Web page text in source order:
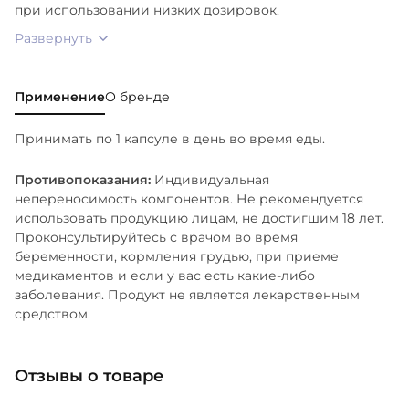
при использовании низких дозировок.
Развернуть
ПрименениеО бренде
Принимать по 1 капсуле в день во время еды.
Противопоказания: Индивидуальная
непереносимость компонентов. Не рекомендуется
использовать продукцию лицам, не достигшим 18 лет.
Проконсультируйтесь с врачом во время
беременности, кормления грудью, при приеме
медикаментов и если у вас есть какие-либо
заболевания. Продукт не является лекарственным
средством.
Отзывы о товаре